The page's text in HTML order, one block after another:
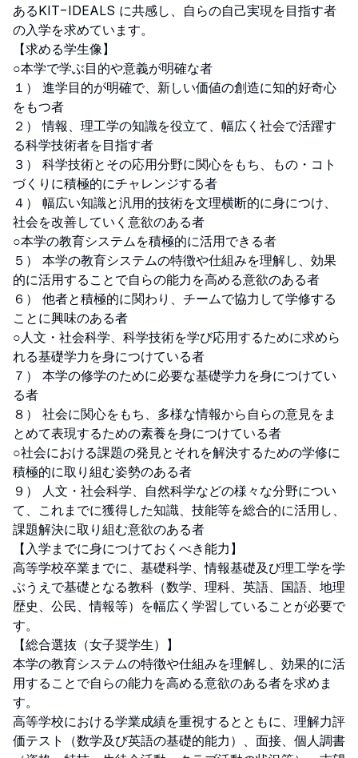
あるKIT−IDEALS に共感し、⾃らの⾃⼰実現を⽬指す者
の⼊学を求めています。
【求める学生像】
○本学で学ぶ目的や意義が明確な者
１） 進学目的が明確で、新しい価値の創造に知的好奇心
をもつ者
２） 情報、理工学の知識を役立て、幅広く社会で活躍す
る科学技術者を目指す者
３） 科学技術とその応用分野に関心をもち、もの・コト
づくりに積極的にチャレンジする者
４） 幅広い知識と汎用的技術を文理横断的に身につけ、
社会を改善していく意欲のある者
○本学の教育システムを積極的に活用できる者
５） 本学の教育システムの特徴や仕組みを理解し、効果
的に活用することで自らの能力を高める意欲のある者
６） 他者と積極的に関わり、チームで協力して学修する
ことに興味のある者
○人文・社会科学、科学技術を学び応用するために求めら
れる基礎学力を身につけている者
７） 本学の修学のために必要な基礎学力を身につけてい
る者
８） 社会に関心をもち、多様な情報から自らの意見をま
とめて表現するための素養を身につけている者
○社会における課題の発見とそれを解決するための学修に
積極的に取り組む姿勢のある者
９） 人文・社会科学、自然科学などの様々な分野につい
て、これまでに獲得した知識、技能等を総合的に活用し、
課題解決に取り組む意欲のある者
【入学までに身につけておくべき能力】
高等学校卒業までに、基礎科学、情報基礎及び理工学を学
ぶうえで基礎となる教科（数学、理科、英語、国語、地理
歴史、公民、情報等）を幅広く学習していることが必要で
す。
【総合選抜（女子奨学生）】
本学の教育システムの特徴や仕組みを理解し、効果的に活
用することで自らの能力を高める意欲のある者を求めま
す。
高等学校における学業成績を重視するとともに、理解力評
価テスト（数学及び英語の基礎的能力）、面接、個人調書